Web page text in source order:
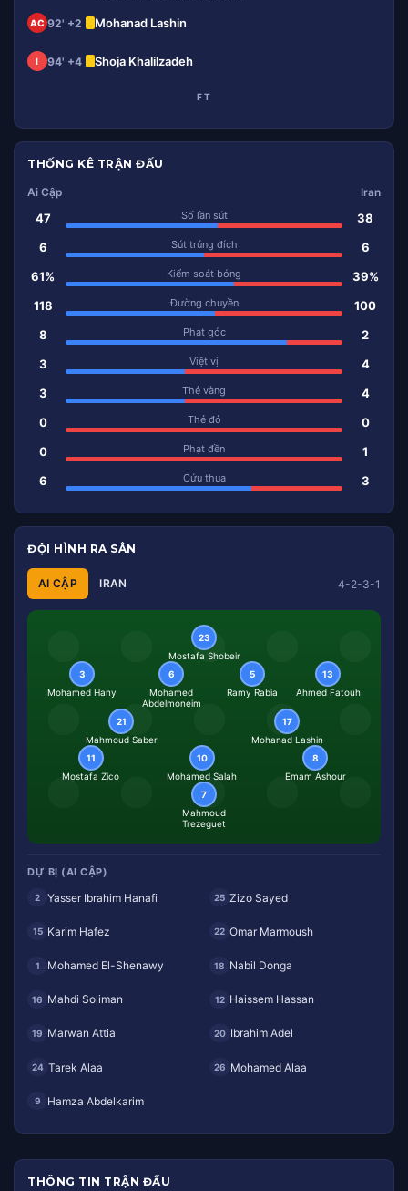
AC 92' +2 Mohanad Lashin
I 94' +4 Shoja Khalilzadeh
FT
THỐNG KÊ TRẬN ĐẤU
Ai Cập Iran
47 Số lần sút
38
6
Sút trúng đích
6
61%
Kiểm soát bóng
39%
118
Đường chuyền
100
8
Phạt góc
2
3
Việt vị
4
3
Thẻ vàng
4
0
Thẻ đỏ
0
0
Phạt đền
1
6
Cứu thua 3
ĐỘI HÌNH RA SÂN
AI CẬP IRAN 4-2-3-1
23
Mostafa Shobeir
3
Mohamed Hany
6
Mohamed
Abdelmoneim
5
Ramy Rabia
13
Ahmed Fatouh
21
Mahmoud Saber
17
Mohanad Lashin
11
Mostafa Zico
10
Mohamed Salah
8
Emam Ashour
7
Mahmoud
Trezeguet
DỰ BỊ (AI CẬP)
2 Yasser Ibrahim Hanafi 25 Zizo Sayed
15 Karim Hafez 22 Omar Marmoush
1 Mohamed El-Shenawy 18 Nabil Donga
16 Mahdi Soliman 12 Haissem Hassan
19 Marwan Attia 20 Ibrahim Adel
24 Tarek Alaa 26 Mohamed Alaa
9 Hamza Abdelkarim
THÔNG TIN TRẬN ĐẤU